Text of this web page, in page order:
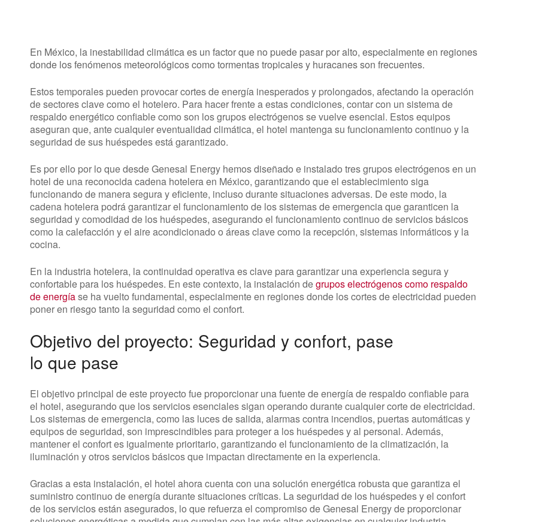
En México, la inestabilidad climática es un factor que no puede pasar por alto, especialmente en regiones
donde los fenómenos meteorológicos como tormentas tropicales y huracanes son frecuentes.
Estos temporales pueden provocar cortes de energía inesperados y prolongados, afectando la operación
de sectores clave como el hotelero. Para hacer frente a estas condiciones, contar con un sistema de
respaldo energético confiable como son los grupos electrógenos se vuelve esencial. Estos equipos
aseguran que, ante cualquier eventualidad climática, el hotel mantenga su funcionamiento continuo y la
seguridad de sus huéspedes está garantizado.
Es por ello por lo que desde Genesal Energy hemos diseñado e instalado tres grupos electrógenos en un
hotel de una reconocida cadena hotelera en México, garantizando que el establecimiento siga
funcionando de manera segura y eficiente, incluso durante situaciones adversas. De este modo, la
cadena hotelera podrá garantizar el funcionamiento de los sistemas de emergencia que garanticen la
seguridad y comodidad de los huéspedes, asegurando el funcionamiento continuo de servicios básicos
como la calefacción y el aire acondicionado o áreas clave como la recepción, sistemas informáticos y la
cocina.
En la industria hotelera, la continuidad operativa es clave para garantizar una experiencia segura y
confortable para los huéspedes. En este contexto, la instalación degrupos electrógenos como respaldo
de energíase ha vuelto fundamental, especialmente en regiones donde los cortes de electricidad pueden
poner en riesgo tanto la seguridad como el confort.
Objetivo del proyecto: Seguridad y confort, pase
lo que pase
El objetivo principal de este proyecto fue proporcionar una fuente de energía de respaldo confiable para
el hotel, asegurando que los servicios esenciales sigan operando durante cualquier corte de electricidad.
Los sistemas de emergencia, como las luces de salida, alarmas contra incendios, puertas automáticas y
equipos de seguridad, son imprescindibles para proteger a los huéspedes y al personal. Además,
mantener el confort es igualmente prioritario, garantizando el funcionamiento de la climatización, la
iluminación y otros servicios básicos que impactan directamente en la experiencia.
Gracias a esta instalación, el hotel ahora cuenta con una solución energética robusta que garantiza el
suministro continuo de energía durante situaciones críticas. La seguridad de los huéspedes y el confort
de los servicios están asegurados, lo que refuerza el compromiso de Genesal Energy de proporcionar